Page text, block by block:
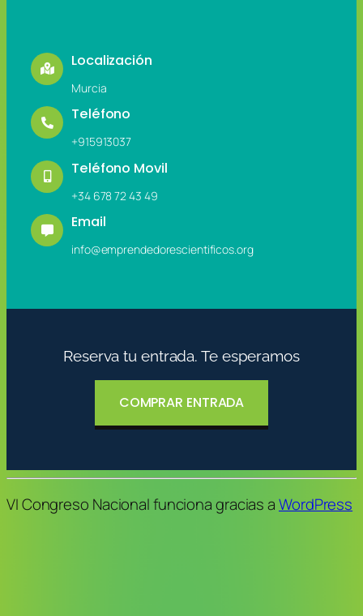
Localización
Murcia
Teléfono
+915913037
Teléfono Movil
+34 678 72 43 49
Email
info@emprendedorescientificos.org
Reserva tu entrada. Te esperamos
COMPRAR ENTRADA
VI Congreso Nacional funciona gracias aWordPress